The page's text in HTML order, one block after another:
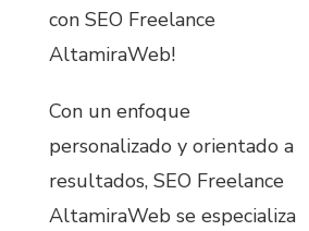
con SEO Freelance
AltamiraWeb!
Con un enfoque
personalizado y orientado a
resultados, SEO Freelance
AltamiraWeb se especializa